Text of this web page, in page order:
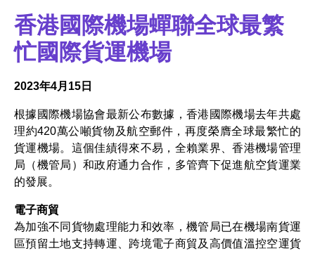
香港國際機場蟬聯全球最繁
忙國際貨運機場
2023年4月15日
根據國際機場協會最新公布數據，香港國際機場去年共處
理約420萬公噸貨物及航空郵件，再度榮膺全球最繁忙的
貨運機場。這個佳績得來不易，全賴業界、香港機場管理
局（機管局）和政府通力合作，多管齊下促進航空貨運業
的發展。
電子商貿
為加強不同貨物處理能力和效率，機管局已在機場南貨運
區預留土地支持轉運、跨境電子商貿及高價值溫控空運貨